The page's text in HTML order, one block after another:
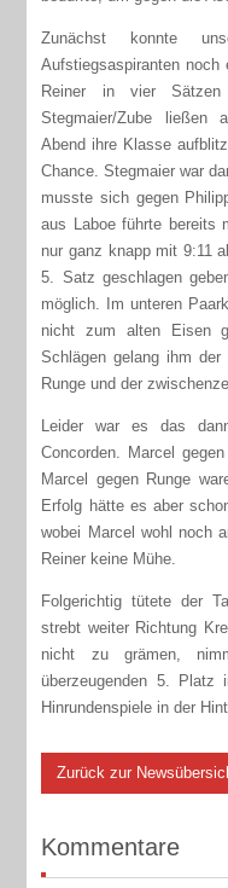
Zunächst konnte
Aufstiegsaspiranten
Reiner in vier Sätzen
Stegmaier/Zube ließen
Abend ihre Klasse
Chance. Stegmaier war
musste sich gegen
aus Laboe führte bereits
nur ganz knapp mit 9:11
5. Satz geschlagen
möglich. Im unteren
nicht zum alten Eisen
Schlägen gelang ihm
Runge und der
Leider war es das
Concorden. Marcel
Marcel gegen Runge
Erfolg hätte es aber
wobei Marcel wohl noch
Reiner keine Mühe.
Folgerichtig tütete der
strebt weiter Richtung
nicht zu grämen,
überzeugenden 5.
Hinrundenspiele in der
Zurück zur
Kommentare